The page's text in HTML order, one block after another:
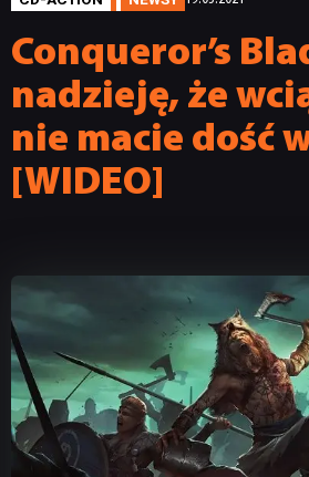
Conqueror’s
nadzieję, że
nie macie dość
[WIDEO]